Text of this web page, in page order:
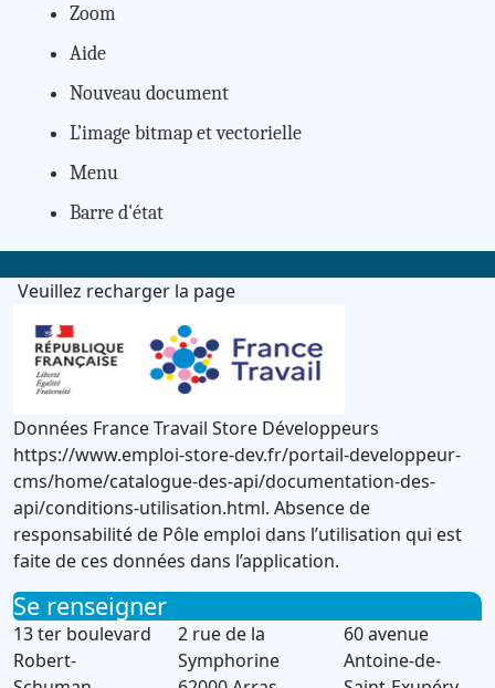
Zoom
Aide
Nouveau document
L’image bitmap et vectorielle
Menu
Barre d'état
Veuillez recharger la page
Données France Travail Store Développeurs
https://www.emploi-store-dev.fr/portail-developpeur-
cms/home/catalogue-des-api/documentation-des-
api/conditions-utilisation.html. Absence de
responsabilité de Pôle emploi dans l’utilisation qui est
faite de ces données dans l’application.
Se renseigner
13 ter boulevard
Robert-
2 rue de la
Symphorine
60 avenue
Antoine-de-